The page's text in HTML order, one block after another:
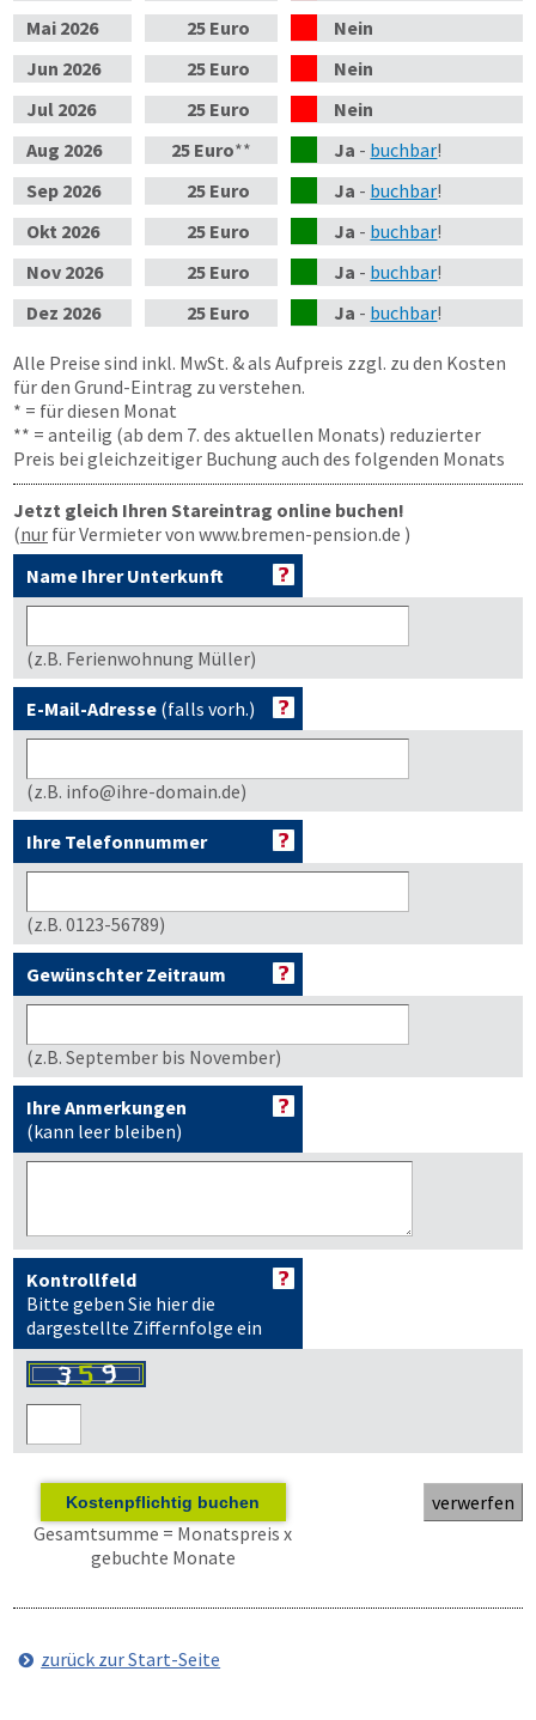
Mai 2026 25 Euro
Nein
Jun 2026 25 Euro
Nein
Jul 2026 25 Euro
Nein
Aug 2026 25 Euro** Ja - buchbar!
Sep 2026 25 Euro Ja - buchbar!
Okt 2026 25 Euro Ja - buchbar!
Nov 2026 25 Euro Ja - buchbar!
Dez 2026 25 Euro Ja - buchbar!
Alle Preise sind inkl. MwSt. & als Aufpreis zzgl. zu den Kosten
für den Grund-Eintrag zu verstehen.
* = für diesen Monat
** = anteilig (ab dem 7. des aktuellen Monats) reduzierter
Preis bei gleichzeitiger Buchung auch des folgenden Monats
Jetzt gleich Ihren Stareintrag online buchen!
(nur für Vermieter von www.bremen-pension.de )
Name Ihrer Unterkunft
(z.B. Ferienwohnung Müller)
E-Mail-Adresse (falls vorh.)
(z.B. info@ihre-domain.de)
Ihre Telefonnummer
(z.B. 0123-56789)
Gewünschter Zeitraum
(z.B. September bis November)
Ihre Anmerkungen
(kann leer bleiben)
Kontrollfeld
Bitte geben Sie hier die
dargestellte Ziffernfolge ein
Kostenpflichtig buchen
Gesamtsumme = Monatspreis x
gebuchte Monate
zurück zur Start-Seite